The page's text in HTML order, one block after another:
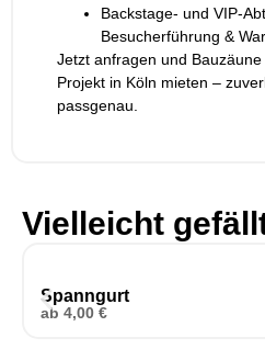
Backstage- und VIP-
Besucherführung &
Jetzt anfragen und
Projekt in Köln mieten –
passgenau.
Vielleicht
Spanngurt
ab 4,00 €